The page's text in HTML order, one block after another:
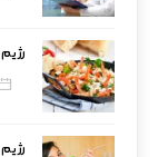
رژیم